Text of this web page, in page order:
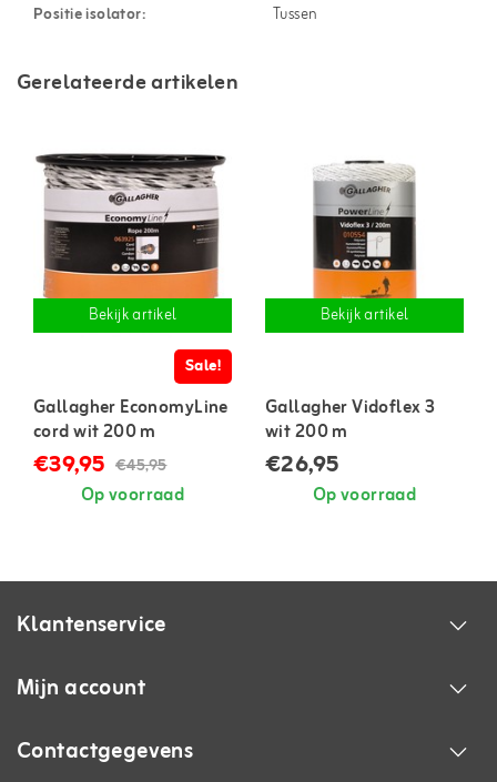
Positie isolator:
Tussen
Gerelateerde artikelen
Bekijk artikel
Sale!
Gallagher EconomyLine
cord wit 200 m
€39,95 €45,95
Op voorraad
Bekijk artikel
Gallagher Vidoflex 3
wit 200 m
€26,95
Op voorraad
Klantenservice
Mijn account
Contactgegevens